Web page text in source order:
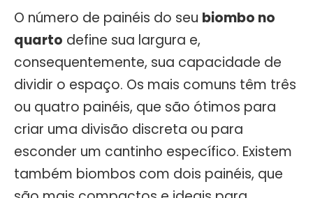
O número de painéis do seu biombo no
quarto define sua largura e,
consequentemente, sua capacidade de
dividir o espaço. Os mais comuns têm três
ou quatro painéis, que são ótimos para
criar uma divisão discreta ou para
esconder um cantinho específico. Existem
também biombos com dois painéis, que